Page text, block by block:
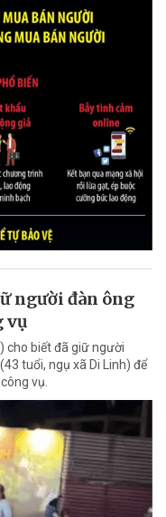
người đàn ông
vụ
cho biết đã giữ người
tuổi, ngụ xã Di Linh) để
vụ.